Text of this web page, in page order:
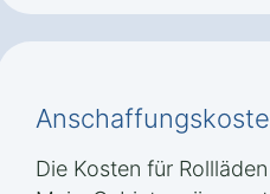
Die Kosten für